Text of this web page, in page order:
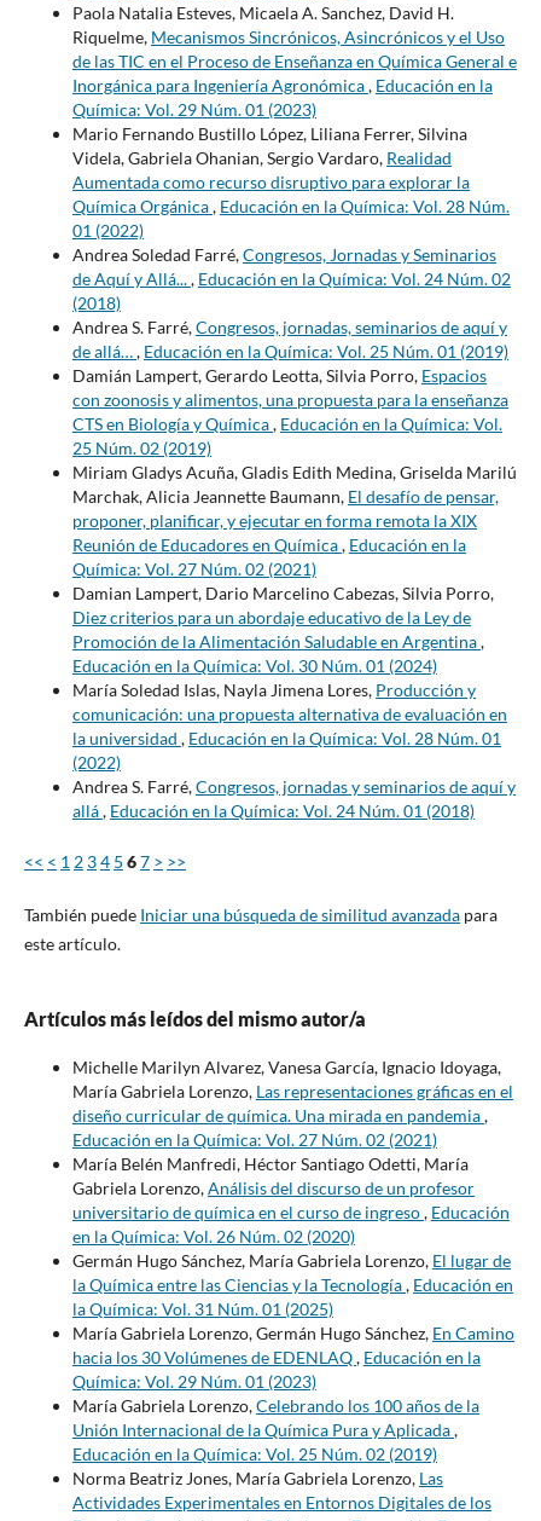
Paola Natalia Esteves, Micaela A. Sanchez, David H.
Riquelme, Mecanismos Sincrónicos, Asincrónicos y el Uso
de las TIC en el Proceso de Enseñanza en Química General e
Inorgánica para Ingeniería Agronómica, Educación en la
Química: Vol. 29 Núm. 01 (2023)
Mario Fernando Bustillo López, Liliana Ferrer, Silvina
Videla, Gabriela Ohanian, Sergio Vardaro, Realidad
Aumentada como recurso disruptivo para explorar la
Química Orgánica, Educación en la Química: Vol. 28 Núm.
01 (2022)
Andrea Soledad Farré,Congresos, Jornadas y Seminarios
de Aquí y Allá..., Educación en la Química: Vol. 24 Núm. 02
(2018)
Andrea S. Farré,Congresos, jornadas, seminarios de aquí y
de allá…, Educación en la Química: Vol. 25 Núm. 01 (2019)
Damián Lampert, Gerardo Leotta, Silvia Porro, Espacios
con zoonosis y alimentos, una propuesta para la enseñanza
CTS en Biología y Química, Educación en la Química: Vol.
25 Núm. 02 (2019)
Miriam Gladys Acuña, Gladis Edith Medina, Griselda Marilú
Marchak, Alicia Jeannette Baumann, El desafío de pensar,
proponer, planificar, y ejecutar en forma remota la XIX
Reunión de Educadores en Química, Educación en la
Química: Vol. 27 Núm. 02 (2021)
Damian Lampert, Dario Marcelino Cabezas, Silvia Porro,
Diez criterios para un abordaje educativo de la Ley de
Promoción de la Alimentación Saludable en Argentina,
Educación en la Química: Vol. 30 Núm. 01 (2024)
María Soledad Islas, Nayla Jimena Lores, Producción y
comunicación: una propuesta alternativa de evaluación en
la universidad , Educación en la Química: Vol. 28 Núm. 01
(2022)
Andrea S. Farré,Congresos, jornadas y seminarios de aquí y
allá, Educación en la Química: Vol. 24 Núm. 01 (2018)
<< < 1 2 34 5 67 > >>
También puede Iniciar una búsqueda de similitud avanzadapara
este artículo.
Artículos más leídos del mismo autor/a
Michelle Marilyn Alvarez, Vanesa García, Ignacio Idoyaga,
María Gabriela Lorenzo, Las representaciones gráficas en el
diseño curricular de química. Una mirada en pandemia,
Educación en la Química: Vol. 27 Núm. 02 (2021)
María Belén Manfredi, Héctor Santiago Odetti, María
Gabriela Lorenzo,Análisis del discurso de un profesor
universitario de química en el curso de ingreso, Educación
en la Química: Vol. 26 Núm. 02 (2020)
Germán Hugo Sánchez, María Gabriela Lorenzo, El lugar de
la Química entre las Ciencias y la Tecnología, Educación en
la Química: Vol. 31 Núm. 01 (2025)
María Gabriela Lorenzo, Germán Hugo Sánchez, En Camino
hacia los 30 Volúmenes de EDENLAQ, Educación en la
Química: Vol. 29 Núm. 01 (2023)
María Gabriela Lorenzo,Celebrando los 100 años de la
Unión Internacional de la Química Pura y Aplicada,
Educación en la Química: Vol. 25 Núm. 02 (2019)
Norma Beatriz Jones, María Gabriela Lorenzo, Las
Actividades Experimentales en Entornos Digitales de los